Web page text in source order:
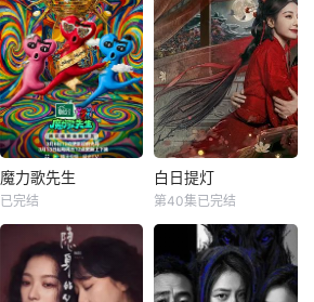
的青春合伙人开店
创业真人秀。此
次，合伙人们将进
一步深入更全面真
实的经营生态，全
力助推国货出海，
打造汇聚中国品牌
的特色门店，从巴
黎到伦敦，从深度
筹备到
魔力歌先生
大张伟
来自各行各业、不
同身份年龄的魔力s
魔力歌先生
已完结
白日提灯
陈飞宇
魏哲鸣
改编自黎青燃小说
《白日提灯》。
白日提灯
第40集已完结